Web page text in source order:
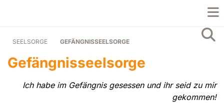
SEELSORGE GEFÄNGNISSEELSORGE
Gefängnisseelsorge
Ich habe im Gefängnis gesessen und ihr seid zu mir
gekommen!